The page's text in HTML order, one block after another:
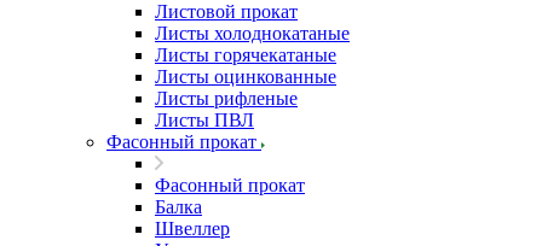
Листовой прокат
Листы холоднокатаные
Листы горячекатаные
Листы оцинкованные
Листы рифленые
Листы ПВЛ
Фасонный прокат
Фасонный прокат
Балка
Швеллер